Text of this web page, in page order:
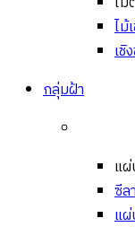
ไม้
เชิ
กลุ่มฝ้า
แผ่
ซีล
แ